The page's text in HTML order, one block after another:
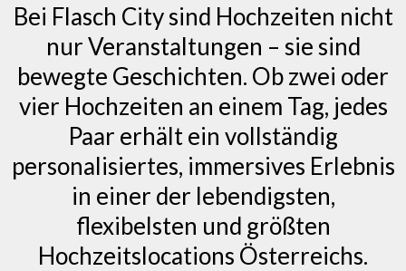
Bei Flasch City sind Hochzeiten nicht
nur Veranstaltungen – sie sind
bewegte Geschichten. Ob zwei oder
vier Hochzeiten an einem Tag, jedes
Paar erhält ein vollständig
personalisiertes, immersives Erlebnis
in einer der lebendigsten,
flexibelsten und größten
Hochzeitslocations Österreichs.